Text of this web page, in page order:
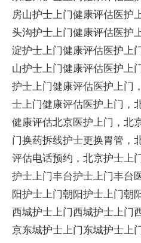
房山护士上门健康评估医护
头沟护士上门健康评估医护
淀护士上门健康评估医护上
山护士上门健康评估医护上
护士上门健康评估医护上门
士上门健康评估医护上门，
健康评估北京医护上门，北
门换药拆线护士更换胃管，
评估电话预约，北京护士上
护士上门丰台护士上门丰台
阳护士上门朝阳护士上门朝
西城护士上门西城护士上门
京东城护士上门东城护士上